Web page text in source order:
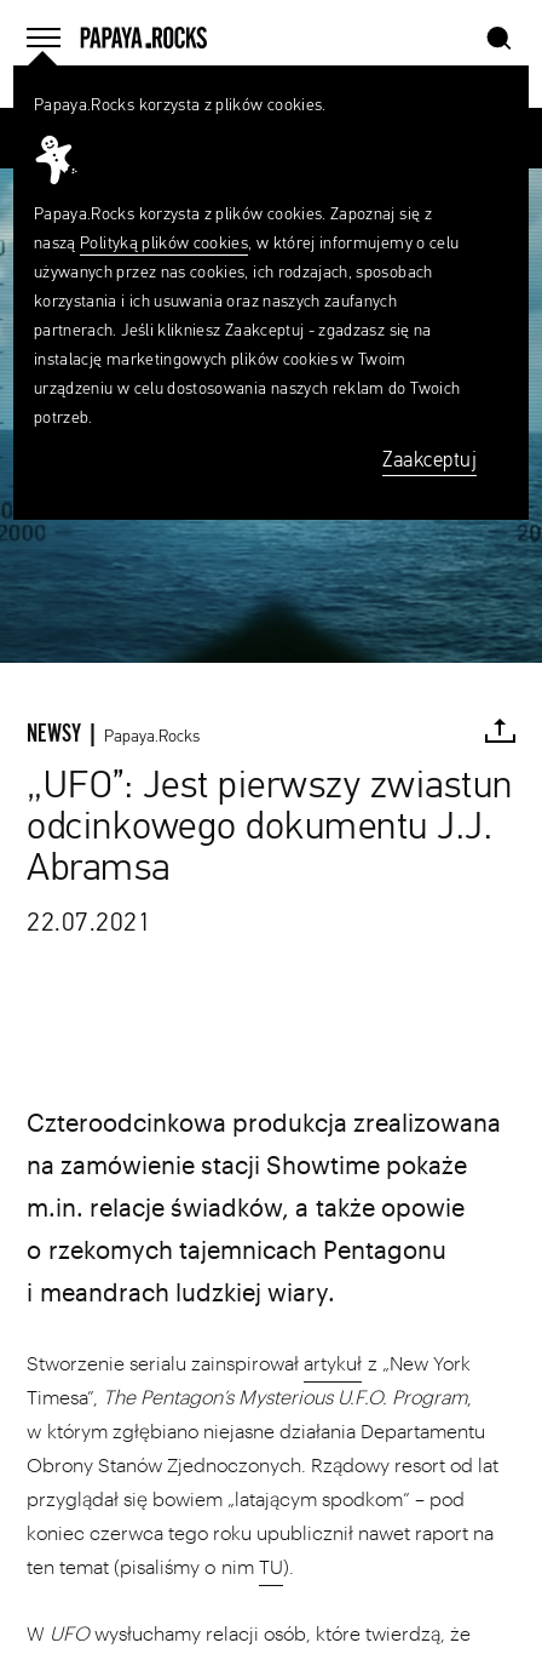
menu
home szukaj
NEWSY | Papaya.Rocks
„UFO”: Jest pierwszy zwiastun
odcinkowego dokumentu J.J.
Abramsa
22.07.2021
Czteroodcinkowa produkcja zrealizowana
na zamówienie stacji Showtime pokaże
m.in. relacje świadków, a także opowie
o rzekomych tajemnicach Pentagonu
i meandrach ludzkiej wiary.
Stworzenie serialu zainspirował artykuł z „New York
Timesa”, The Pentagon’s Mysterious U.F.O. Program,
w którym zgłębiano niejasne działania Departamentu
Obrony Stanów Zjednoczonych. Rządowy resort od lat
przyglądał się bowiem „latającym spodkom” – pod
koniec czerwca tego roku upublicznił nawet raport na
ten temat (pisaliśmy o nim TU).
W UFOwysłuchamy relacji osób, które twierdzą, że
Papaya.Rocks korzysta z plików cookies.
Papaya.Rocks korzysta z plików cookies. Zapoznaj się z
naszą Polityką plików cookies, w której informujemy o celu
używanych przez nas cookies, ich rodzajach, sposobach
korzystania i ich usuwania oraz naszych zaufanych
partnerach. Jeśli klikniesz Zaakceptuj - zgadzasz się na
instalację marketingowych plików cookies w Twoim
urządzeniu w celu dostosowania naszych reklam do Twoich
potrzeb.
Zaakceptuj
Czego
szukasz?